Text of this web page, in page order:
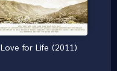
Love for Life (2011)